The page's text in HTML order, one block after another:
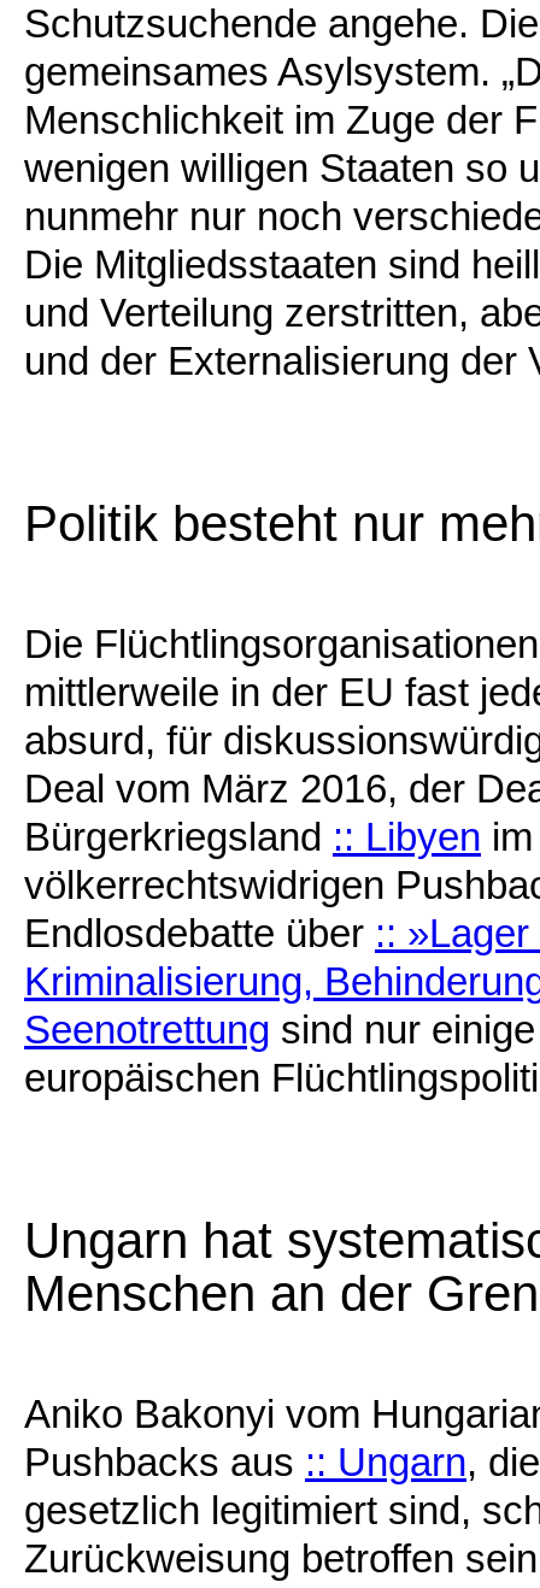
Schutzsuchende angehe.
gemeinsames Asylsystem.
Menschlichkeit im Zuge der
wenigen willigen Staaten so
nunmehr nur noch
Die Mitgliedsstaaten sind
und Verteilung zerstritten,
und der Externalisierung der
Politik besteht nur
Die
mittlerweile in der EU fast
absurd, für
Deal vom März 2016, der
Bürgerkriegsland :: Libyen
völkerrechtswidrigen
Endlosdebatte über ::
Kriminalisierung,
Seenotrettung sind nur
europäischen
Ungarn hat
Menschen an der
Aniko Bakonyi vom
Pushbacks aus :: Ungarn,
gesetzlich legitimiert sind,
Zurückweisung betroffen